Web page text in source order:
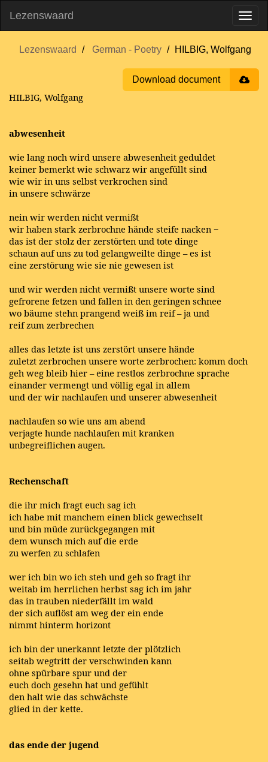
Lezenswaard
Lezenswaard German - Poetry HILBIG, Wolfgang
Download document
HILBIG, Wolfgang
abwesenheit
wie lang noch wird unsere abwesenheit geduldet
keiner bemerkt wie schwarz wir angefüllt sind
wie wir in uns selbst verkrochen sind
in unsere schwärze
nein wir werden nicht vermißt
wir haben stark zerbrochne hände steife nacken −
das ist der stolz der zerstörten und tote dinge
schaun auf uns zu tod gelangweilte dinge – es ist
eine zerstörung wie sie nie gewesen ist
und wir werden nicht vermißt unsere worte sind
gefrorene fetzen und fallen in den geringen schnee
wo bäume stehn prangend weiß im reif – ja und
reif zum zerbrechen
alles das letzte ist uns zerstört unsere hände
zuletzt zerbrochen unsere worte zerbrochen: komm doch
geh weg bleib hier – eine restlos zerbrochne sprache
einander vermengt und völlig egal in allem
und der wir nachlaufen und unserer abwesenheit
nachlaufen so wie uns am abend
verjagte hunde nachlaufen mit kranken
unbegreiflichen augen.
Rechenschaft
die ihr mich fragt euch sag ich
ich habe mit manchem einen blick gewechselt
und bin müde zurückgegangen mit
dem wunsch mich auf die erde
zu werfen zu schlafen
wer ich bin wo ich steh und geh so fragt ihr
weitab im herrlichen herbst sag ich im jahr
das in trauben niederfällt im wald
der sich auflöst am weg der ein ende
nimmt hinterm horizont
ich bin der unerkannt letzte der plötzlich
seitab wegtritt der verschwinden kann
ohne spürbare spur und der
euch doch gesehn hat und gefühlt
den halt wie das schwächste
glied in der kette.
das ende der jugend